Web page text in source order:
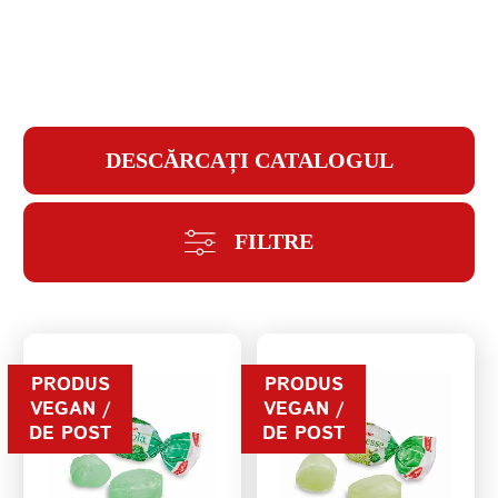
DESCĂRCAȚI CATALOGUL
FILTRE
PRODUS
VEGAN /
DE POST
PRODUS
VEGAN /
DE POST
CREAȚI UN CONT